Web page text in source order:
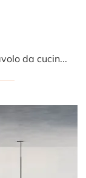
Vuoi avere ulteriori informazioni sul tavolo da cucina Fold di Midj? Clicca e ottieni informazioni sui modelli fissi del marchio.